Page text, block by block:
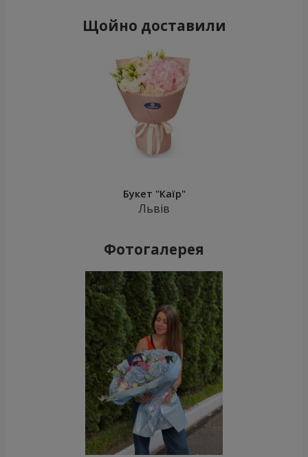
Щойно доставили
Букет "Каїр"
Львів
Фотогалерея